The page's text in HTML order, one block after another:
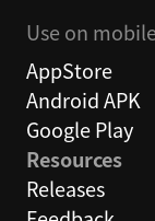
Use on
AppStore
Android APK
Google Play
Resources
Releases